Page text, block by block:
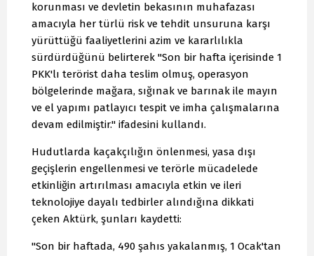
korunması ve devletin bekasının muhafazası
amacıyla her türlü risk ve tehdit unsuruna karşı
yürüttüğü faaliyetlerini azim ve kararlılıkla
sürdürdüğünü belirterek "Son bir hafta içerisinde 1
PKK'lı terörist daha teslim olmuş, operasyon
bölgelerinde mağara, sığınak ve barınak ile mayın
ve el yapımı patlayıcı tespit ve imha çalışmalarına
devam edilmiştir." ifadesini kullandı.
Hudutlarda kaçakçılığın önlenmesi, yasa dışı
geçişlerin engellenmesi ve terörle mücadelede
etkinliğin artırılması amacıyla etkin ve ileri
teknolojiye dayalı tedbirler alındığına dikkati
çeken Aktürk, şunları kaydetti:
"Son bir haftada, 490 şahıs yakalanmış, 1 Ocak'tan